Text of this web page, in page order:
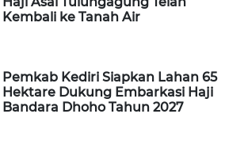
Kembali ke Tanah Air
Pemkab Kediri Siapkan Lahan 65
Hektare Dukung Embarkasi Haji
Bandara Dhoho Tahun 2027